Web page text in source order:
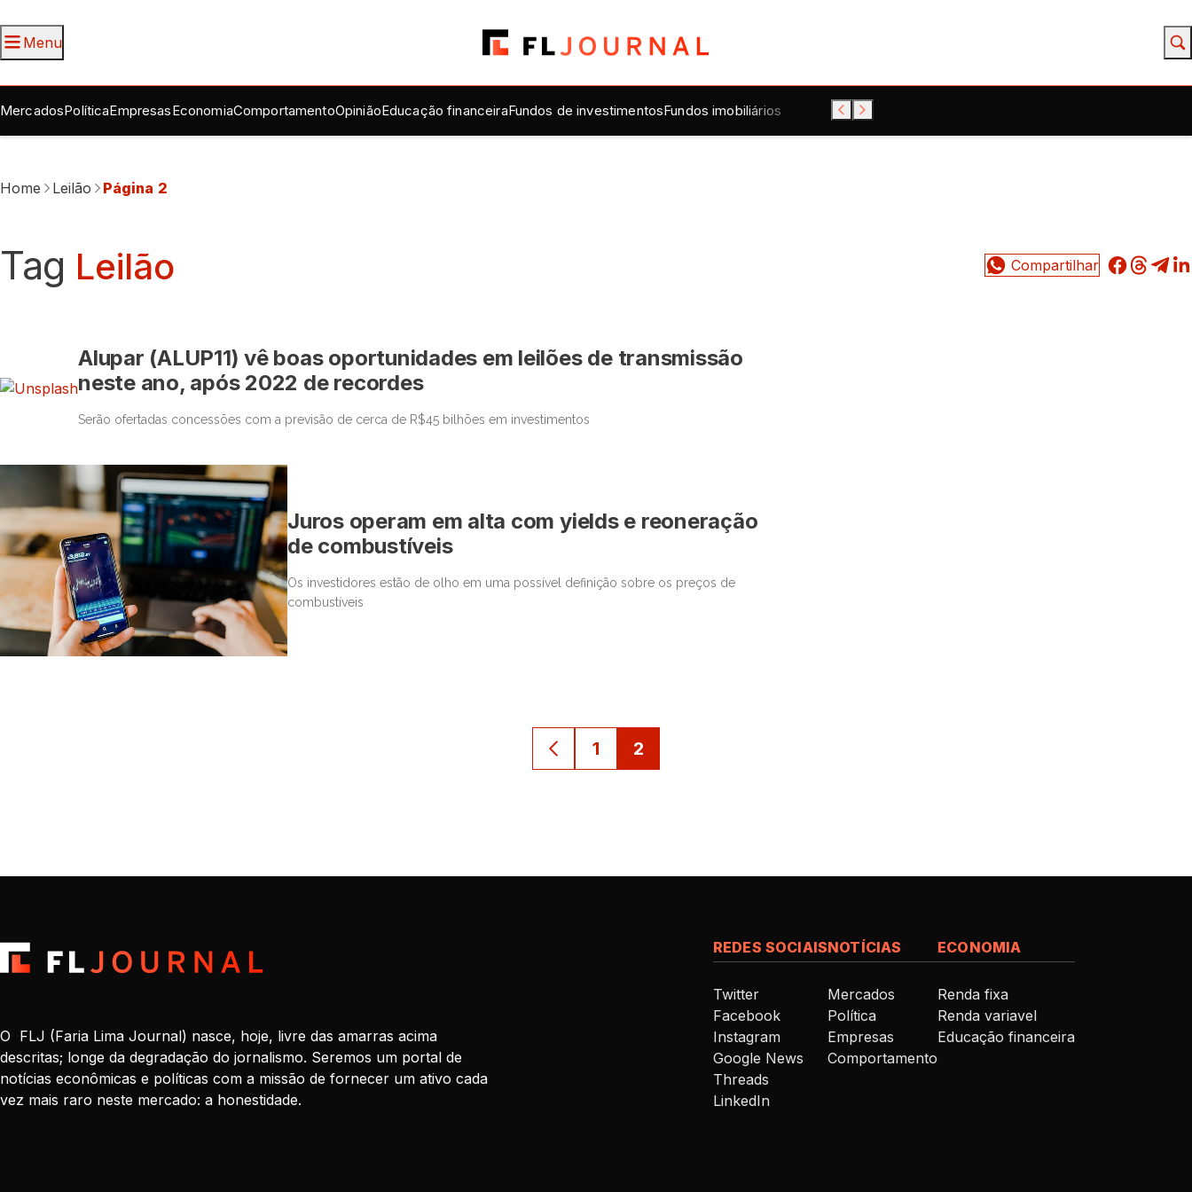
Menu
MercadosPolíticaEmpresasEconomiaComportamentoOpiniãoEducação financeiraFundos de investimentosFundos imobiliários
Home Leilão Página 2
Tag Leilão
Alupar (ALUP11) vê boas oportunidades em leilões de transmissão
neste ano, após 2022 de recordes
Serão ofertadas concessões com a previsão de cerca de R$45 bilhões em investimentos
Juros operam em alta com yields e reoneração
de combustíveis
Os investidores estão de olho em uma possível definição sobre os preços de
combustíveis
1 2
O FLJ (Faria Lima Journal) nasce, hoje, livre das amarras acima
descritas; longe da degradação do jornalismo. Seremos um portal de
notícias econômicas e políticas com a missão de fornecer um ativo cada
vez mais raro neste mercado: a honestidade.
REDES SOCIAIS
Twitter
Facebook
Instagram
Google News
Threads
LinkedIn
NOTÍCIAS
Mercados
Política
Empresas
Comportamento
ECONOMIA
Renda fixa
Renda variavel
Educação financeira